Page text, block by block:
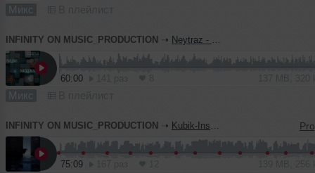
Микс
INFINITY ON MUSIC_PRODUCTION ➝ Neytraz - Muse (INFINITY ON MUSIC PRODUCTION)
60:00
Микс
INFINITY ON MUSIC_PRODUCTION ➝ Kubik-Inspire Podcast #45 (INFINITY ON MUSIC PODCAST)
75:09